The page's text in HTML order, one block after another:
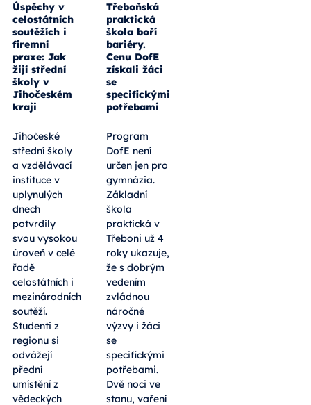
Úspěchy v
celostátních
soutěžích i
firemní
praxe: Jak
žijí střední
školy v
Jihočeském
kraji
Jihočeské
střední školy
a vzdělávací
instituce v
uplynulých
dnech
potvrdily
svou vysokou
úroveň v celé
řadě
celostátních i
mezinárodních
soutěží.
Studenti z
regionu si
odvážejí
přední
umístění z
vědeckých
Třeboňská
praktická
škola boří
bariéry.
Cenu DofE
získali žáci
se
specifickými
potřebami
Program
DofE není
určen jen pro
gymnázia.
Základní
škola
praktická v
Třeboni už 4
roky ukazuje,
že s dobrým
vedením
zvládnou
náročné
výzvy i žáci
se
specifickými
potřebami.
Dvě noci ve
stanu, vaření